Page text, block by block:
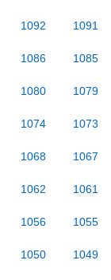
1092 1091
1086 1085
1080 1079
1074 1073
1068 1067
1062 1061
1056 1055
1050 1049